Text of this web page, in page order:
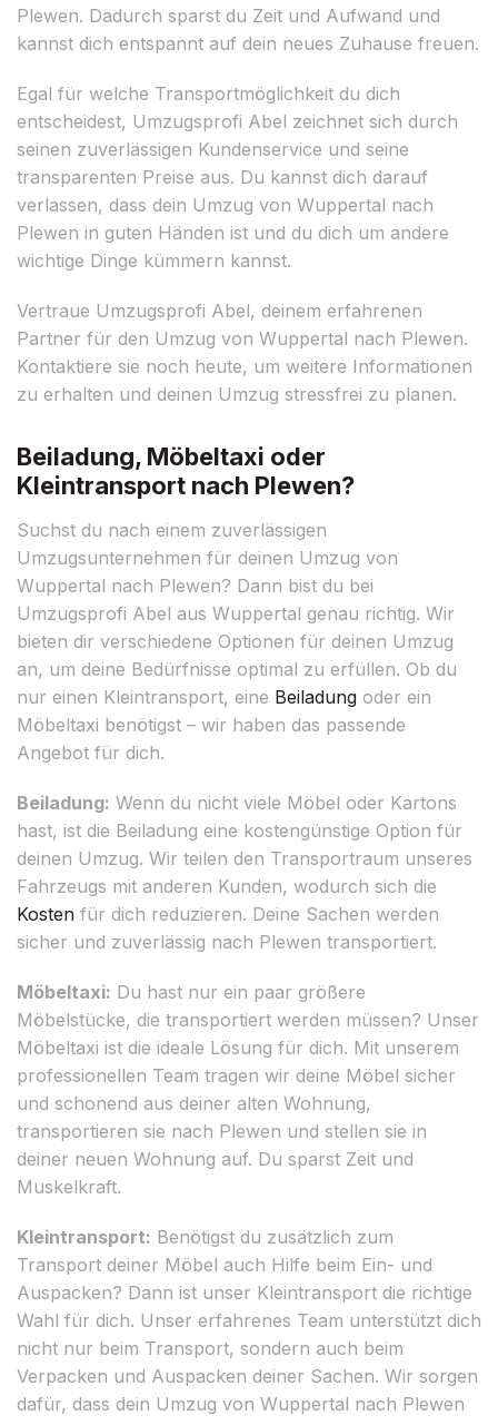
Plewen. Dadurch sparst du Zeit und Aufwand und
kannst dich entspannt auf dein neues Zuhause freuen.
Egal für welche Transportmöglichkeit du dich
entscheidest, Umzugsprofi Abel zeichnet sich durch
seinen zuverlässigen Kundenservice und seine
transparenten Preise aus. Du kannst dich darauf
verlassen, dass dein Umzug von Wuppertal nach
Plewen in guten Händen ist und du dich um andere
wichtige Dinge kümmern kannst.
Vertraue Umzugsprofi Abel, deinem erfahrenen
Partner für den Umzug von Wuppertal nach Plewen.
Kontaktiere sie noch heute, um weitere Informationen
zu erhalten und deinen Umzug stressfrei zu planen.
Beiladung, Möbeltaxi oder
Kleintransport nach Plewen?
Suchst du nach einem zuverlässigen
Umzugsunternehmen für deinen Umzug von
Wuppertal nach Plewen? Dann bist du bei
Umzugsprofi Abel aus Wuppertal genau richtig. Wir
bieten dir verschiedene Optionen für deinen Umzug
an, um deine Bedürfnisse optimal zu erfüllen. Ob du
nur einen Kleintransport, eine Beiladung oder ein
Möbeltaxi benötigst – wir haben das passende
Angebot für dich.
Beiladung: Wenn du nicht viele Möbel oder Kartons
hast, ist die Beiladung eine kostengünstige Option für
deinen Umzug. Wir teilen den Transportraum unseres
Fahrzeugs mit anderen Kunden, wodurch sich die
Kosten für dich reduzieren. Deine Sachen werden
sicher und zuverlässig nach Plewen transportiert.
Möbeltaxi: Du hast nur ein paar größere
Möbelstücke, die transportiert werden müssen? Unser
Möbeltaxi ist die ideale Lösung für dich. Mit unserem
professionellen Team tragen wir deine Möbel sicher
und schonend aus deiner alten Wohnung,
transportieren sie nach Plewen und stellen sie in
deiner neuen Wohnung auf. Du sparst Zeit und
Muskelkraft.
Kleintransport: Benötigst du zusätzlich zum
Transport deiner Möbel auch Hilfe beim Ein- und
Auspacken? Dann ist unser Kleintransport die richtige
Wahl für dich. Unser erfahrenes Team unterstützt dich
nicht nur beim Transport, sondern auch beim
Verpacken und Auspacken deiner Sachen. Wir sorgen
dafür, dass dein Umzug von Wuppertal nach Plewen